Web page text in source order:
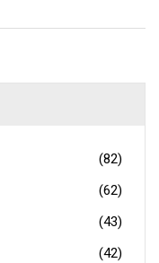
(82)
(62)
(43)
(42)